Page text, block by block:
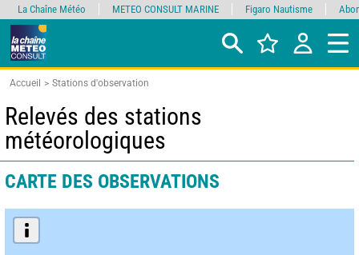
Accueil Stations d'observation
Relevés des stations
météorologiques
CARTE DES OBSERVATIONS
La Chaîne Météo METEO CONSULT MARINE Figaro Nautisme